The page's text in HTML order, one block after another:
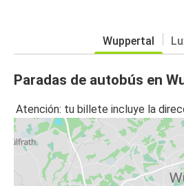
Wuppertal
Paradas de autobús en
Atención: tu billete incluye la